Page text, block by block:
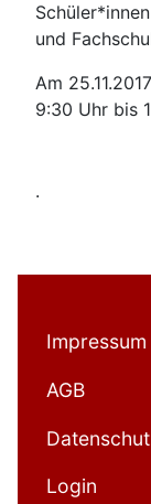
und
Am
9:30 Uhr bis
.
Impressum
AGB
Login